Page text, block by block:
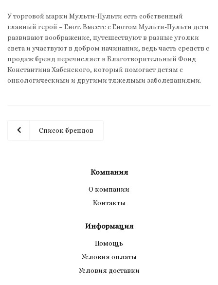
У торговой марки Мульти-Пульти есть собственный
главный герой – Енот. Вместе с Енотом Мульти-Пульти дети
развивают воображение, путешествуют в разные уголки
света и участвуют в добром начинании, ведь часть средств с
продаж бренд перечисляет в Благотворительный Фонд
Константина Хабенского, который помогает детям с
онкологическими и другими тяжелыми заболеваниями.
Список брендов
Компания
О компании
Контакты
Информация
Помощь
Условия оплаты
Условия доставки